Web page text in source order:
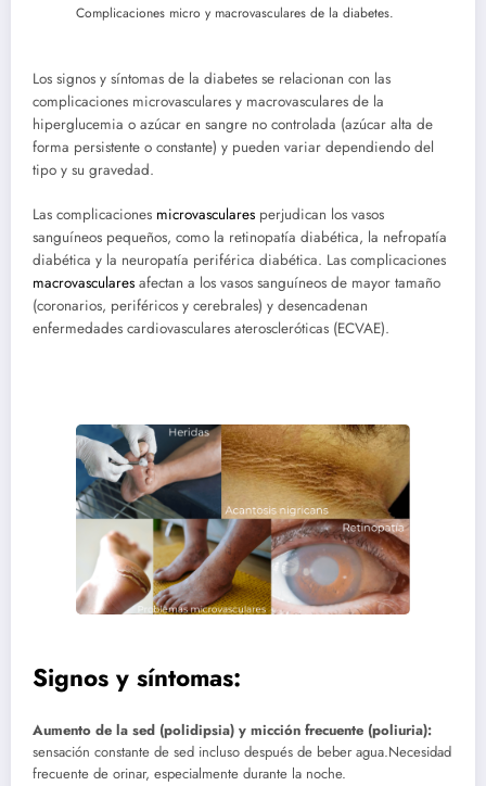
Complicaciones micro y macrovasculares de la diabetes.
Los signos y síntomas de la diabetes se relacionan con las
complicaciones microvasculares y macrovasculares de la
hiperglucemia o azúcar en sangre no controlada (azúcar alta de
forma persistente o constante) y pueden variar dependiendo del
tipo y su gravedad.
Las complicaciones microvasculares perjudican los vasos
sanguíneos pequeños, como la retinopatía diabética, la nefropatía
diabética y la neuropatía periférica diabética. Las complicaciones
macrovasculares afectan a los vasos sanguíneos de mayor tamaño
(coronarios, periféricos y cerebrales) y desencadenan
enfermedades cardiovasculares ateroscleróticas (ECVAE).
Signos y síntomas:
Aumento de la sed (polidipsia) y micción frecuente (poliuria):
sensación constante de sed incluso después de beber agua.Necesidad
frecuente de orinar, especialmente durante la noche.